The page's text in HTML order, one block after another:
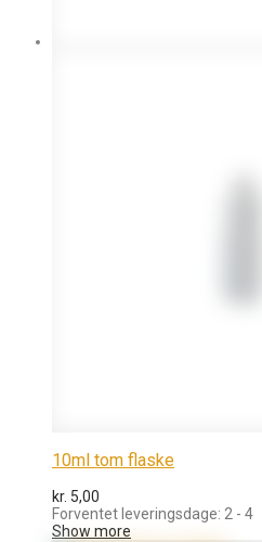
10ml tom flaske
kr. 5,00
Forventet leveringsdage: 2 - 4
Show more